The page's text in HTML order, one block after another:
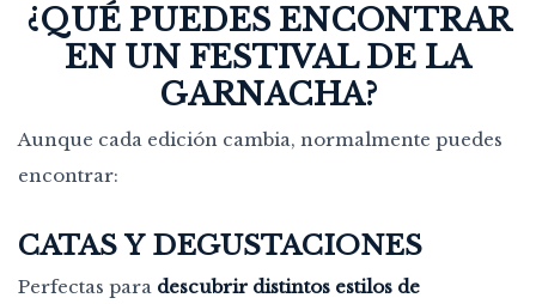
¿QUÉ PUEDES ENCONTRAR
EN UN FESTIVAL DE LA
GARNACHA?
Aunque cada edición cambia, normalmente puedes
encontrar:
CATAS Y DEGUSTACIONES
Perfectas para descubrir distintos estilos de